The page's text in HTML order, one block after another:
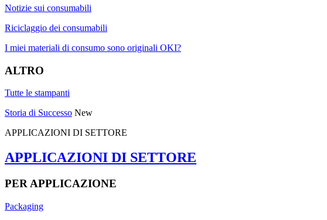
Notizie sui consumabili
Riciclaggio dei consumabili
I miei materiali di consumo sono originali OKI?
ALTRO
Tutte le stampanti
Storia di Successo New
APPLICAZIONI DI SETTORE
APPLICAZIONI DI SETTORE
PER APPLICAZIONE
Packaging